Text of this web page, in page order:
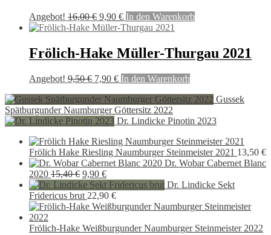
Angebot! 16,00€ Ursprünglicher
Preis
16,00 €
9,90 €Aktueller
Preis
9,90 €.
In den Warenkorb
Frölich-Hake Müller-Thurgau 2021
Angebot! 9,50€ Ursprünglicher
war:
9,50 €
7,90 €Aktueller
ist:
7,90 €.
In den Warenkorb
Gussek
Spätburgunder Naumburger Göttersitz 2022
Dr. Lindicke Pinotin 2023
Frölich Hake Riesling Naumburger Steinmeister 2021 13,50 €
Dr. Wobar Cabernet Blanc
2020 15,40€ Ursprünglicher
Preis
war:
15,40 €
9,90 €Aktueller
Preis
ist:
9,90 €.
Dr. Lindicke Sekt
Fridericus brut 22,90 €
Frölich-Hake Weißburgunder Naumburger Steinmeister 2022